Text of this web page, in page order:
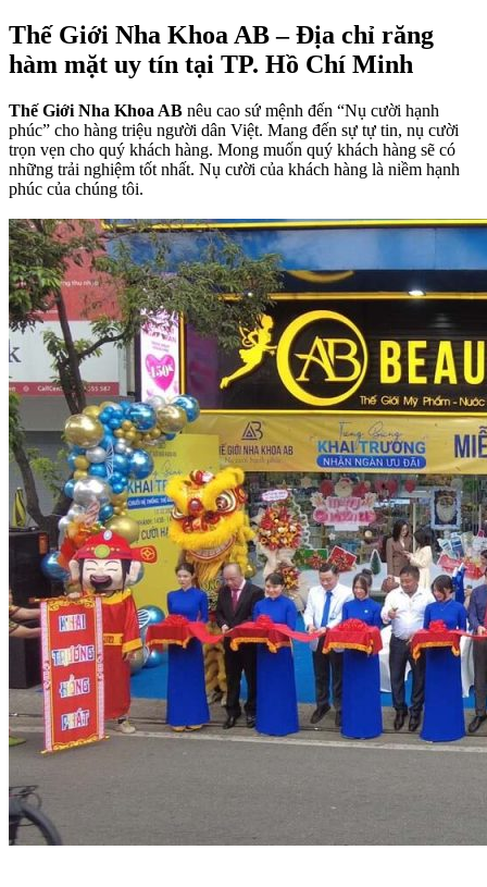
Thế Giới Nha Khoa AB – Địa chỉ răng
hàm mặt uy tín tại TP. Hồ Chí Minh
Thế Giới Nha Khoa AB nêu cao sứ mệnh đến “Nụ cười hạnh
phúc” cho hàng triệu người dân Việt. Mang đến sự tự tin, nụ cười
trọn vẹn cho quý khách hàng. Mong muốn quý khách hàng sẽ có
những trải nghiệm tốt nhất. Nụ cười của khách hàng là niềm hạnh
phúc của chúng tôi.